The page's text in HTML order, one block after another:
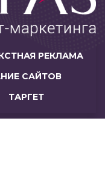
РЕКЛАМА
САЙТОВ
ТАРГЕТ